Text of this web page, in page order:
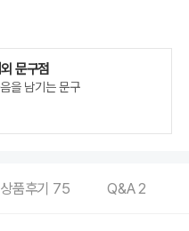
문구점
을 남기는 문구
상품후기 75 Q&A 2